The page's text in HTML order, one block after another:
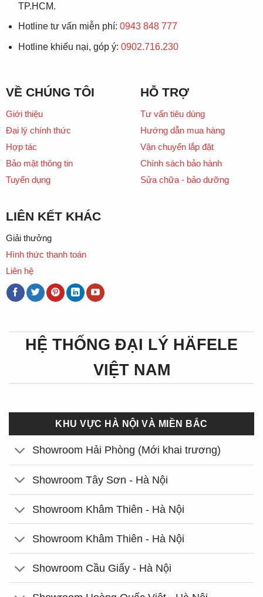
TP.HCM.
Hotline tư vấn miễn phí: 0943 848 777
Hotline khiếu nại, góp ý: 0902.716.230
VỀ CHÚNG TÔI
Giới thiệu
Đại lý chính thức
Hợp tác
Bảo mật thông tin
Tuyển dụng
HỖ TRỢ
Tư vấn tiêu dùng
Hướng dẫn mua hàng
Vận chuyển lắp đặt
Chính sách bảo hành
Sửa chữa - bảo dưỡng
LIÊN KẾT KHÁC
Giải thưởng
Hình thức thanh toán
Liên hệ
HỆ THỐNG ĐẠI LÝ HÄFELE
VIỆT NAM
KHU VỰC HÀ NỘI VÀ MIỀN BẮC
Showroom Hải Phòng (Mới khai trương)
Showroom Tây Sơn - Hà Nội
Showroom Khâm Thiên - Hà Nội
Showroom Khâm Thiên - Hà Nội
Showroom Cầu Giấy - Hà Nội